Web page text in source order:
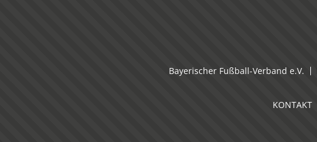
Bayerischer Fußball-Verband e.V.
KONTAKT